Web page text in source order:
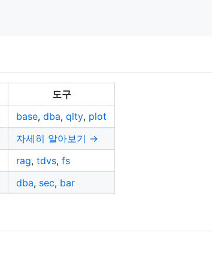
도구
base, dba, qlty, plot
자세히 알아보기 →
rag, tdvs, fs
dba, sec, bar